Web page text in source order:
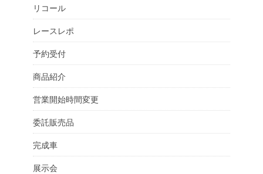
リコール
レースレポ
予約受付
商品紹介
営業開始時間変更
委託販売品
完成車
展示会